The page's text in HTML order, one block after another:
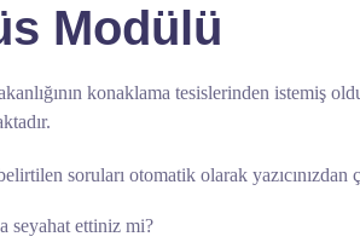
Modülü
konaklama tesislerinden istemiş
soruları otomatik olarak yazıcınızdan
seyahat ettiniz mi?